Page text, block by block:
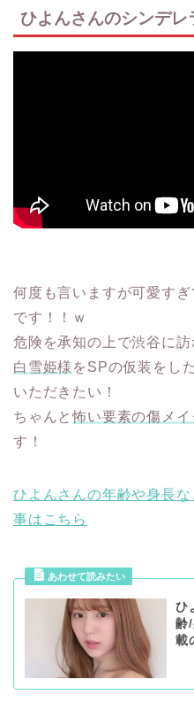
ひよんさんのシンデレ
何度も言いますが可愛すぎ
です！！ｗ
危険を承知の上で渋谷に
白雪姫様 をSPの仮装をし
いただきたい！
ちゃんと怖い要素の傷メイ
す！
ひよんさんの年齢や身長
事はこちら
ひ
齢
載